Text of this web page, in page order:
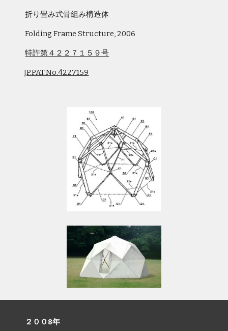
折り畳み式骨組み構造体
Folding Frame Structure, 2006
特許第４２２７１５９号
JP.PAT.No.4227159
２００ 8年